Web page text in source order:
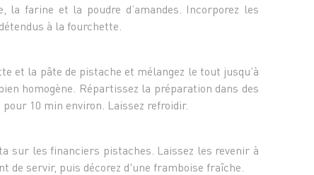
la farine et la poudre d’amandes. Incorporez les
à la fourchette.
et la pâte de pistache et mélangez le tout jusqu’à
homogène. Répartissez la préparation dans des
10 min environ. Laissez refroidir.
sur les financiers pistaches. Laissez les revenir à
de servir, puis décorez d'une framboise fraîche.